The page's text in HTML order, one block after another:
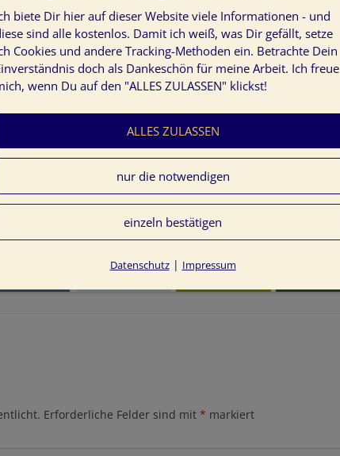
Erforderliche Felder sind mit * markiert
biete Dir hier auf dieser Website viele Informationen - und
sind alle kostenlos. Damit ich weiß, was Dir gefällt, setze
Cookies und andere Tracking-Methoden ein. Betrachte Dein
doch als Dankeschön für meine Arbeit. Ich freue
wenn Du auf den "ALLES ZULASSEN" klickst!
ALLES ZULASSEN
nur die notwendigen
einzeln bestätigen
Datenschutz| Impressum